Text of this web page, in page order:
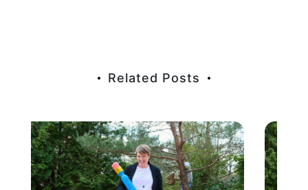
Related Posts